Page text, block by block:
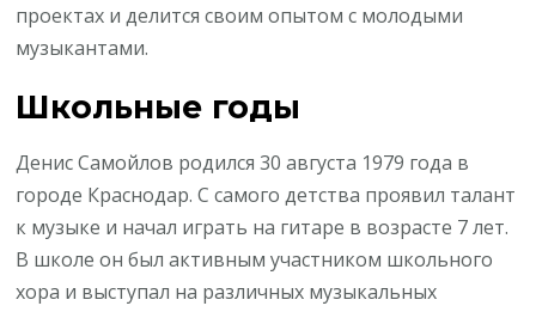
проектах и делится своим опытом с молодыми
музыкантами.
Школьные годы
Денис Самойлов родился 30 августа 1979 года в
городе Краснодар. С самого детства проявил талант
к музыке и начал играть на гитаре в возрасте 7 лет.
В школе он был активным участником школьного
хора и выступал на различных музыкальных